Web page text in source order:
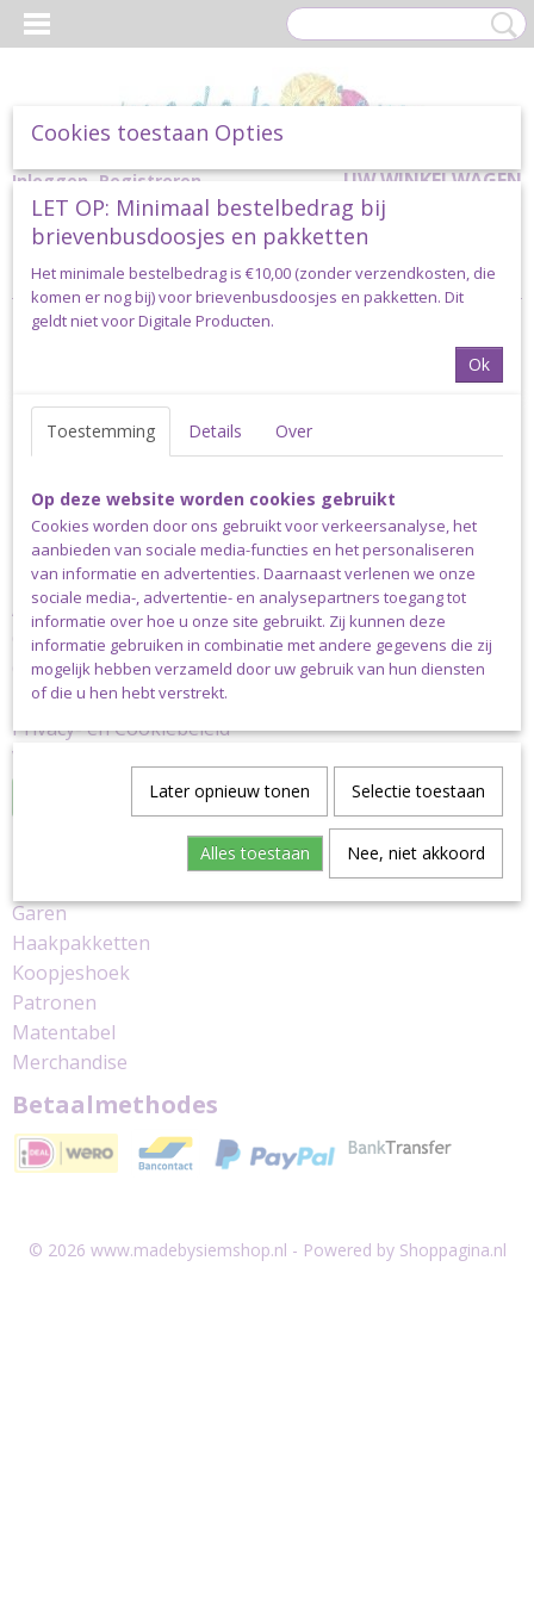
Inloggen Registreren UW WINKELWAGEN
Geen producten
Home>Haakpakketten>Made by Siem>Tafelkleden
Helaas bevinden er zich in deze categorie nog geen producten.
Informatie
Algemene Voorwaarden
Contact
Copyright en Disclaimer
Herroeping
Privacy- en Cookiebeleid
Verzending, Betaling en Retourbeleid
Garen
Haakpakketten
Koopjeshoek
Patronen
Matentabel
Merchandise
Betaalmethodes
© 2026 www.madebysiemshop.nl - Powered by Shoppagina.nl
Cookies toestaan Opties
LET OP: Minimaal bestelbedrag bij
brievenbusdoosjes en pakketten
Het minimale bestelbedrag is €10,00 (zonder verzendkosten, die
komen er nog bij) voor brievenbusdoosjes en pakketten. Dit
geldt niet voor Digitale Producten.
Ok
Toestemming Details Over
Op deze website worden cookies gebruikt
Cookies worden door ons gebruikt voor verkeersanalyse, het
aanbieden van sociale media-functies en het personaliseren
van informatie en advertenties. Daarnaast verlenen we onze
sociale media-, advertentie- en analysepartners toegang tot
informatie over hoe u onze site gebruikt. Zij kunnen deze
informatie gebruiken in combinatie met andere gegevens die zij
mogelijk hebben verzameld door uw gebruik van hun diensten
of die u hen hebt verstrekt.
Later opnieuw tonen Selectie toestaan
Alles toestaan Nee, niet akkoord